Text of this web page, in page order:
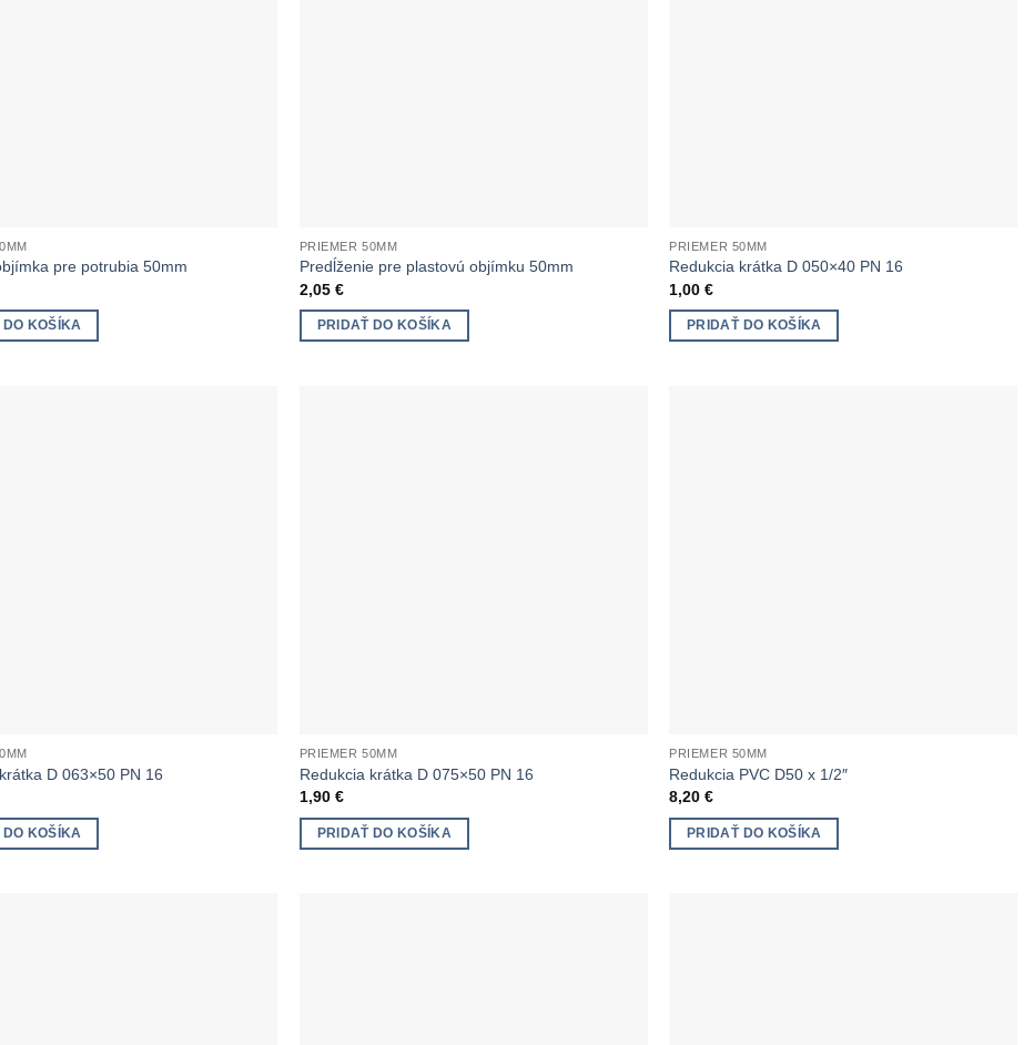
pre potrubia 50mm
DO KOŠÍKA
PRIEMER 50MM
Predĺženie pre plastovú objímku 50mm
2,05 €
PRIDAŤ DO KOŠÍKA
PRIEMER 50MM
Redukcia krátka D 050×40 PN 16
1,00€
PRIDAŤ DO KOŠÍKA
D 063×50 PN 16
DO KOŠÍKA
PRIEMER 50MM
Redukcia krátka D 075×50 PN 16
1,90 €
PRIDAŤ DO KOŠÍKA
PRIEMER 50MM
Redukcia PVC D50 x 1/2″
8,20€
PRIDAŤ DO KOŠÍKA